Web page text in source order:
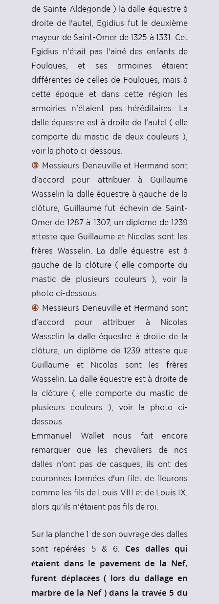
de Sainte Aldegonde ) la dalle équestre à
droite de l'autel, Egidius fut le deuxième
mayeur de Saint-Omer de 1325 à 1331. Cet
Egidius n'était pas l'ainé des enfants de
Foulques, et ses armoiries étaient
différentes de celles de Foulques, mais à
cette époque et dans cette région les
armoiries n'étaient pas héréditaires. La
dalle équestre est à droite de l'autel ( elle
comporte du mastic de deux couleurs ),
voir la photo ci-dessous.
③ Messieurs Deneuville et Hermand sont
d'accord pour attribuer à Guillaume
Wasselin la dalle équestre à gauche de la
clôture, Guillaume fut échevin de Saint-
Omer de 1287 à 1307, un diplome de 1239
atteste que Guillaume et Nicolas sont les
frères Wasselin. La dalle équestre est à
gauche de la clôture ( elle comporte du
mastic de plusieurs couleurs ), voir la
photo ci-dessous.
④ Messieurs Deneuville et Hermand sont
d'accord pour attribuer à Nicolas
Wasselin la dalle équestre à droite de la
clôture, un diplôme de 1239 atteste que
Guillaume et Nicolas sont les frères
Wasselin. La dalle équestre est à droite de
la clôture ( elle comporte du mastic de
plusieurs couleurs ), voir la photo ci-
dessous.
Emmanuel Wallet nous fait encore
remarquer que les chevaliers de nos
dalles n’ont pas de casques, ils ont des
couronnes formées d'un filet de fleurons
comme les fils de Louis VIII et de Louis IX,
alors qu'ils n'étaient pas fils de roi.
Sur la planche 1 de son ouvrage des dalles
sont repérées 5 & 6. Ces dalles qui
étaient dans le pavement de la Nef,
furent déplacées ( lors du dallage en
marbre de la Nef ) dans la travée 5 du